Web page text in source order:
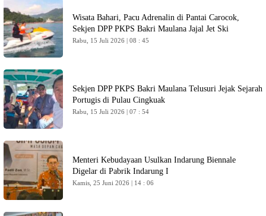
Wisata Bahari, Pacu Adrenalin di Pantai Carocok,
Sekjen DPP PKPS Bakri Maulana Jajal Jet Ski
Rabu, 15 Juli 2026 | 08 : 45
Sekjen DPP PKPS Bakri Maulana Telusuri Jejak Sejarah
Portugis di Pulau Cingkuak
Rabu, 15 Juli 2026 | 07 : 54
Menteri Kebudayaan Usulkan Indarung Biennale
Digelar di Pabrik Indarung I
Kamis, 25 Juni 2026 | 14 : 06